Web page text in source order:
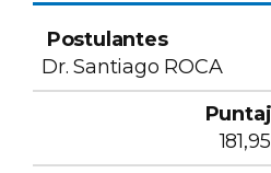
Dr. Santiago ROCA
181,95